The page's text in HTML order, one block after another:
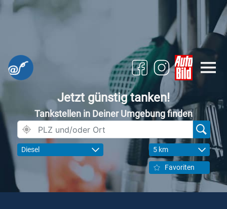
Jetzt günstig tanken!
Tankstellen in Deiner Umgebung finden
Diesel 5 km
Favoriten